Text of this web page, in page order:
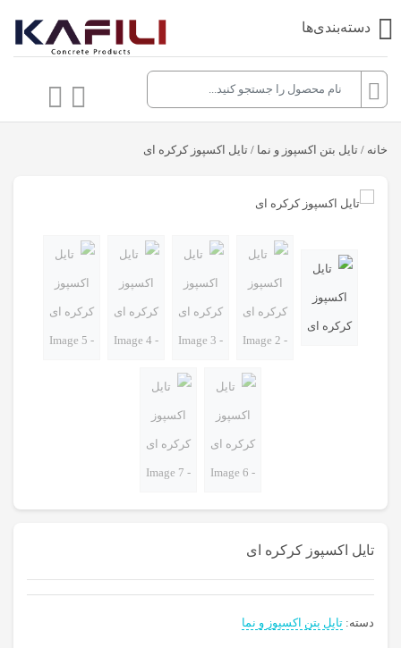
دسته‌بندی‌ها
خانه / تایل بتن اکسپوز و نما / تایل اکسپوز کرکره ای
تایل اکسپوز کرکره ای
دسته: تایل بتن اکسپوز و نما